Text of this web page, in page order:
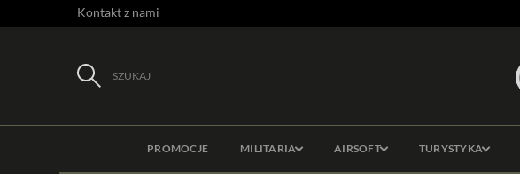
Kontakt z nami
SZUKAJ
PROMOCJE MILITARIA AIRSOFT TURYSTYKA